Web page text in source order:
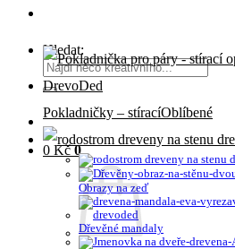
Hledat:
0 Kč 0
Pokladničky – stírací
Obrazy na zeď
Dřevěné mandaly